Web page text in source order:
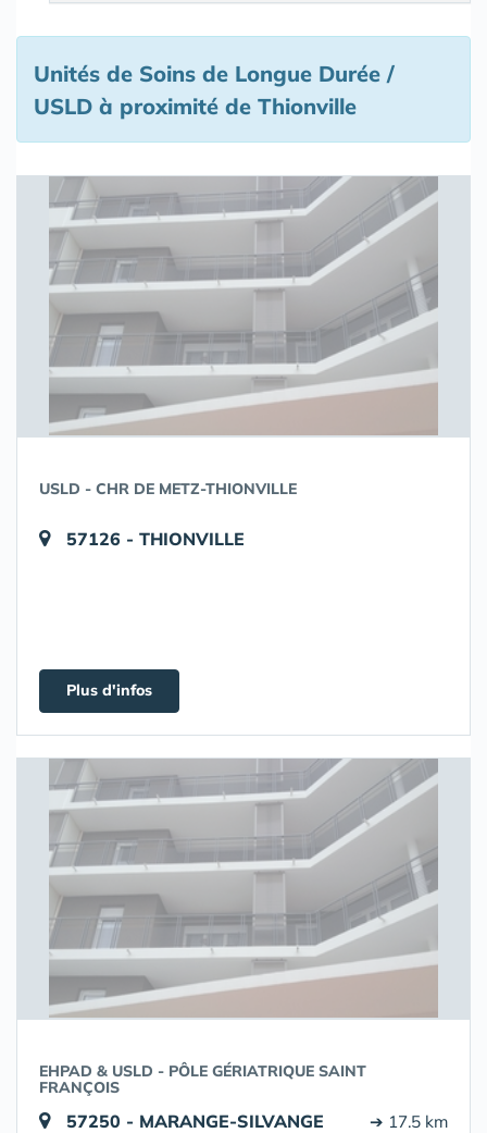
Unités de Soins de Longue Durée /
USLD à proximité de Thionville
USLD - CHR DE METZ-THIONVILLE
57126 - THIONVILLE
Plus d'infos
EHPAD & USLD - PÔLE GÉRIATRIQUE SAINT
FRANÇOIS
57250 - MARANGE-SILVANGE ➔ 17.5 km